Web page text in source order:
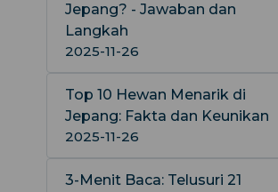
Jepang? - Jawaban dan
Langkah
2025-11-26
Top 10 Hewan Menarik di
Jepang: Fakta dan Keunikan
2025-11-26
3-Menit Baca: Telusuri 21